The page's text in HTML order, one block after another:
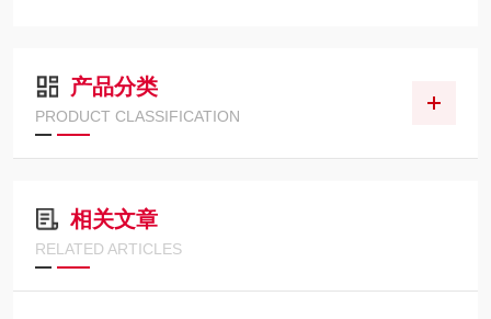
产品分类
PRODUCT CLASSIFICATION
相关文章
RELATED ARTICLES